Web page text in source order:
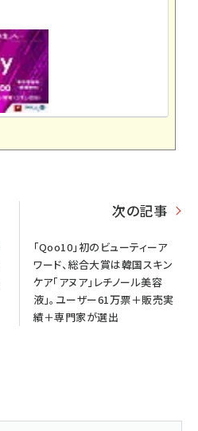
次の記事
「Qoo10」初のビューティーア
ワード、総合大賞は韓国スキン
ケア「アヌア」レチノール美容
液」。ユーザー61万票＋販売実
績＋専門家が選出